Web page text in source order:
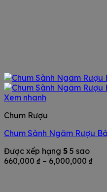
Xem nhanh
Chum Rượu
Chum Sành Ngâm Rượu
Được xếp hạng 5 5 sao
660,000 ₫ – 6,000,000 ₫